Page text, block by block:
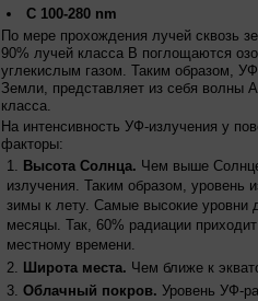
C 100-280 nm
По мере прохождения лучей сквозь
90% лучей класса B поглощаются
углекислым газом. Таким образом,
Земли, представляет из себя волны
класса.
На интенсивность УФ-излучения у
факторы:
Высота Солнца. Чем выше
излучения. Таким образом, уровень
зимы к лету. Самые высокие уровни
месяцы. Так, 60% радиации
местному времени.
Широта места. Чем ближе к
Облачный покров. Уровень УФ-